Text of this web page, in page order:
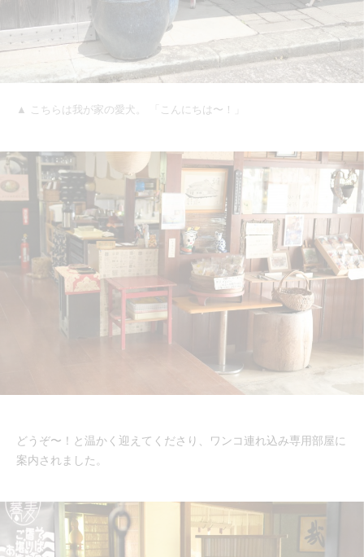
▲ こちらは我が家の愛犬。 「こんにちは〜！」
どうぞ〜！と温かく迎えてくださり、ワンコ連れ込み専用部屋に
案内されました。